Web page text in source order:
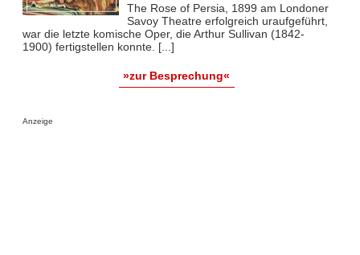
The Rose of Persia, 1899 am Londoner
Savoy Theatre erfolgreich uraufgeführt,
war die letzte komische Oper, die Arthur Sullivan (1842-
1900) fertigstellen konnte. [...]
»zur Besprechung«
Anzeige